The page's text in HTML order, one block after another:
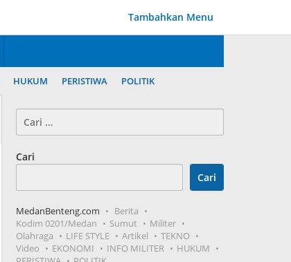
Tambahkan Menu
HUKUM PERISTIWA POLITIK
untuk:
Cari
Cari
MedanBenteng.com
Berita
Kodim 0201/Medan
Sumut
Militer
Olahraga
LIFE STYLE Artikel
TEKNO
Video
EKONOMI INFO MILITER
HUKUM